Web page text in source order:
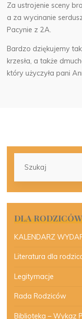
Za ustrojenie sceny
a za wycinanie
Pacynie z 2A.
Bardzo dziękujemy
krzesła, a także
który użyczyła pani
DLA RODZICÓW
KALENDARZ
Literatura dla
Legitymacje
Rada Rodziców
Biblioteka – Wykaz